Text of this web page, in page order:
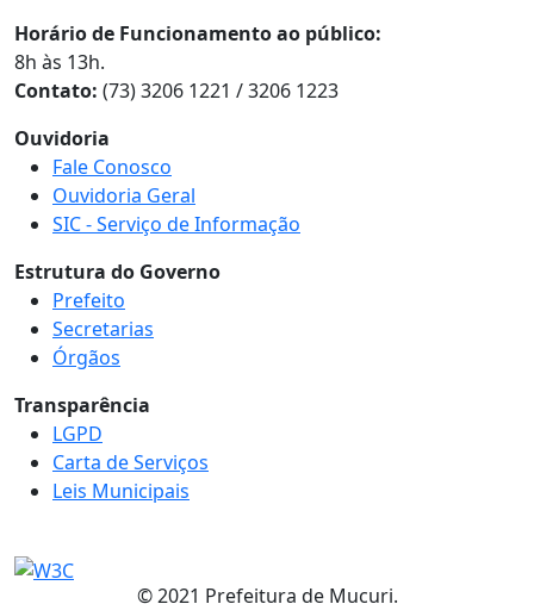
Horário de Funcionamento ao público:
8h às 13h.
Contato: (73) 3206 1221 / 3206 1223
Ouvidoria
Fale Conosco
Ouvidoria Geral
SIC - Serviço de Informação
Estrutura do Governo
Prefeito
Secretarias
Órgãos
Transparência
LGPD
Carta de Serviços
Leis Municipais
© 2021 Prefeitura de Mucuri.